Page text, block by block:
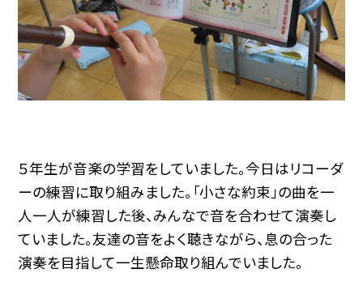
５年生が音楽の学習をしていました。今日はリコーダ
ーの練習に取り組みました。「小さな約束」の曲を一
人一人が練習した後、みんなで音を合わせて演奏し
ていました。友達の音をよく聴きながら、息の合った
演奏を目指して一生懸命取り組んでいました。